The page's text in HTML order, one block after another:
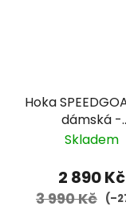
Hoka
dámská -
černá/zelená
Skladem
2 890 Kč
3 990 Kč